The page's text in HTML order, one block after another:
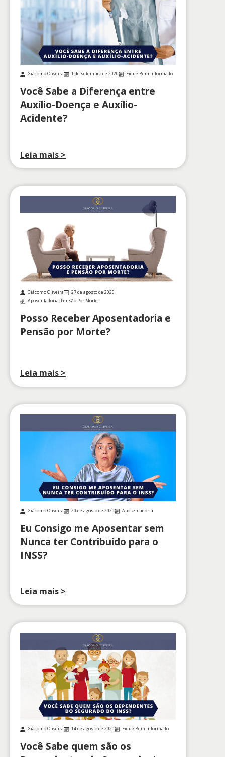
Giácomo Oliveira 1 de setembro de 2020 Fique Bem Informado
Você Sabe a Diferença entre
Auxílio-Doença e Auxílio-
Acidente?
Leia mais >
Giácomo Oliveira
27 de agosto de 2020
Aposentadoria, Pensão Por Morte
Posso Receber Aposentadoria e
Pensão por Morte?
Leia mais >
Giácomo Oliveira 20 de agosto de 2020 Aposentadoria
Eu Consigo me Aposentar sem
Nunca ter Contribuído para o
INSS?
Leia mais >
Giácomo Oliveira 14 de agosto de 2020 Fique Bem Informado
Você Sabe quem são os